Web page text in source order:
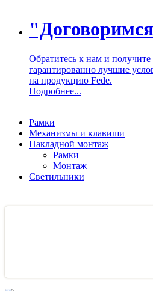
Обратитесь к нам и получите
гарантированно лучшие
на продукцию Fede.
Подробнее...
Рамки
Механизмы и клавиши
Накладной монтаж
Рамки
Монтаж
Светильники